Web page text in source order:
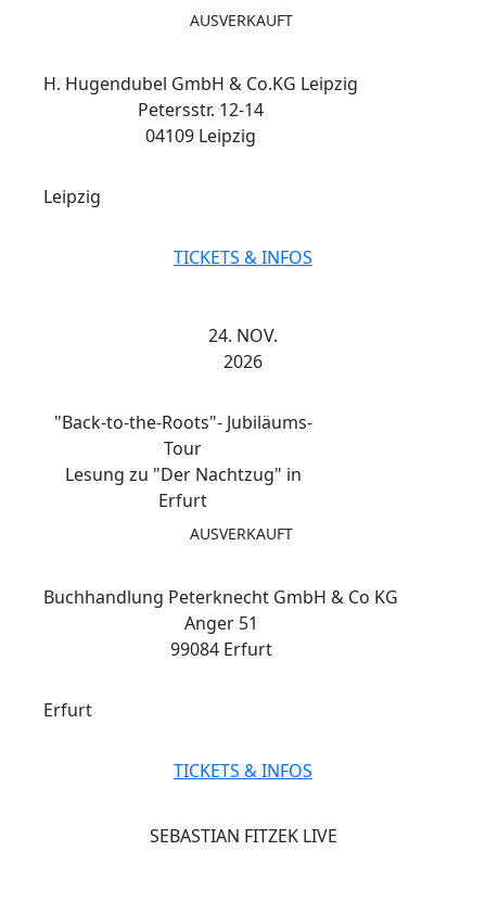
AUSVERKAUFT
H. Hugendubel GmbH & Co.KG Leipzig
Petersstr. 12-14
04109 Leipzig
Leipzig
TICKETS & INFOS
24. NOV.
2026
"Back-to-the-Roots"- Jubiläums-
Tour
Lesung zu "Der Nachtzug" in
Erfurt
AUSVERKAUFT
Buchhandlung Peterknecht GmbH & Co KG
Anger 51
99084 Erfurt
Erfurt
TICKETS & INFOS
SEBASTIAN FITZEK LIVE